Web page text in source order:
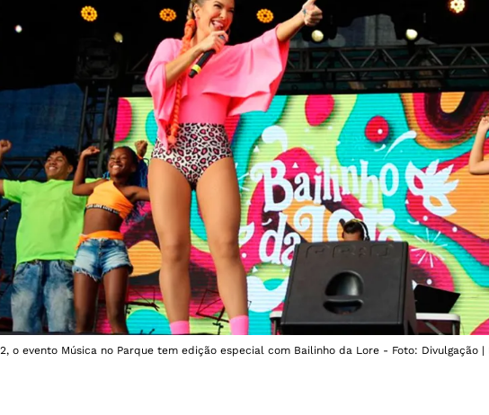
o evento Música no Parque tem edição especial com Bailinho da Lore - Foto: Divulgação